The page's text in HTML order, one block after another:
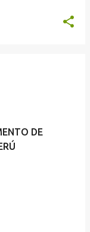
DE